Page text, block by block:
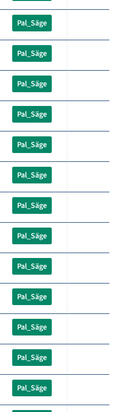
Pal_Säge
Pal_Säge
Pal_Säge
Pal_Säge
Pal_Säge
Pal_Säge
Pal_Säge
Pal_Säge
Pal_Säge
Pal_Säge
Pal_Säge
Pal_Säge
Pal_Säge